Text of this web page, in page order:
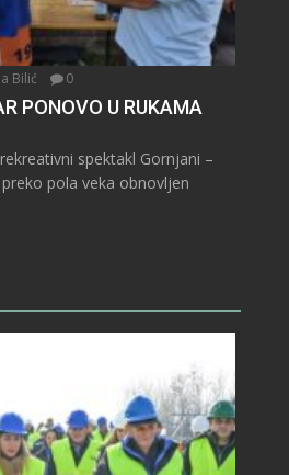
Bilić 0
PONOVO U RUKAMA
spektakl Gornjani –
pola veka obnovljen